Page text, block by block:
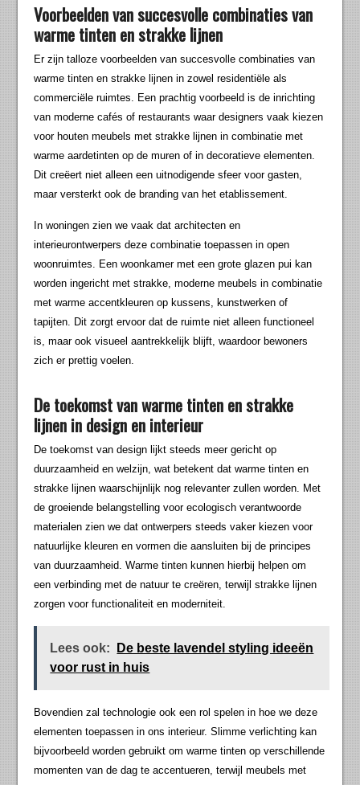
Voorbeelden van succesvolle combinaties van
warme tinten en strakke lijnen
Er zijn talloze voorbeelden van succesvolle combinaties van
warme tinten en strakke lijnen in zowel residentiële als
commerciële ruimtes. Een prachtig voorbeeld is de inrichting
van moderne cafés of restaurants waar designers vaak kiezen
voor houten meubels met strakke lijnen in combinatie met
warme aardetinten op de muren of in decoratieve elementen.
Dit creëert niet alleen een uitnodigende sfeer voor gasten,
maar versterkt ook de branding van het etablissement.
In woningen zien we vaak dat architecten en
interieurontwerpers deze combinatie toepassen in open
woonruimtes. Een woonkamer met een grote glazen pui kan
worden ingericht met strakke, moderne meubels in combinatie
met warme accentkleuren op kussens, kunstwerken of
tapijten. Dit zorgt ervoor dat de ruimte niet alleen functioneel
is, maar ook visueel aantrekkelijk blijft, waardoor bewoners
zich er prettig voelen.
De toekomst van warme tinten en strakke
lijnen in design en interieur
De toekomst van design lijkt steeds meer gericht op
duurzaamheid en welzijn, wat betekent dat warme tinten en
strakke lijnen waarschijnlijk nog relevanter zullen worden. Met
de groeiende belangstelling voor ecologisch verantwoorde
materialen zien we dat ontwerpers steeds vaker kiezen voor
natuurlijke kleuren en vormen die aansluiten bij de principes
van duurzaamheid. Warme tinten kunnen hierbij helpen om
een verbinding met de natuur te creëren, terwijl strakke lijnen
zorgen voor functionaliteit en moderniteit.
Lees ook:
De beste lavendel styling ideeën
voor rust in huis
Bovendien zal technologie ook een rol spelen in hoe we deze
elementen toepassen in ons interieur. Slimme verlichting kan
bijvoorbeeld worden gebruikt om warme tinten op verschillende
momenten van de dag te accentueren, terwijl meubels met